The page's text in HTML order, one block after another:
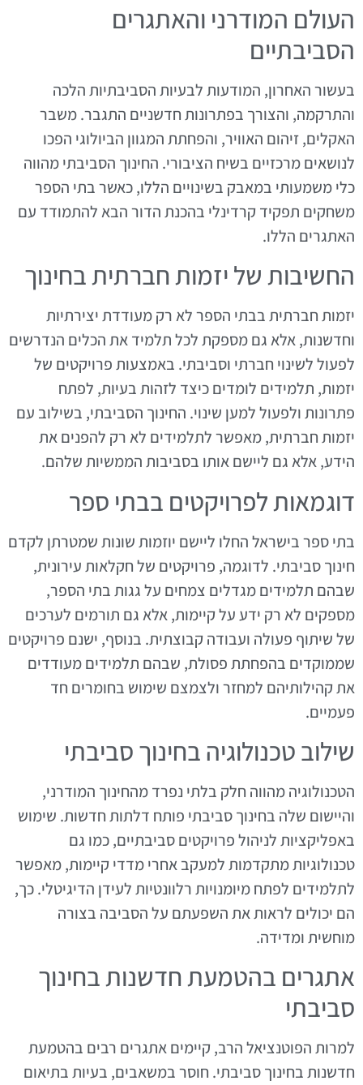
העולם המודרני והאתגרים
הסביבתיים
בעשור האחרון, המודעות לבעיות הסביבתיות הלכה
והתרקמה, והצורך בפתרונות חדשניים התגבר. משבר
האקלים, זיהום האוויר, והפחתת המגוון הביולוגי הפכו
לנושאים מרכזיים בשיח הציבורי. החינוך הסביבתי מהווה
כלי משמעותי במאבק בשינויים הללו, כאשר בתי הספר
משחקים תפקיד קרדינלי בהכנת הדור הבא להתמודד עם
האתגרים הללו.
החשיבות של יזמות חברתית בחינוך
יזמות חברתית בבתי הספר לא רק מעודדת יצירתיות
וחדשנות, אלא גם מספקת לכל תלמיד את הכלים הנדרשים
לפעול לשינוי חברתי וסביבתי. באמצעות פרויקטים של
יזמות, תלמידים לומדים כיצד לזהות בעיות, לפתח
פתרונות ולפעול למען שינוי. החינוך הסביבתי, בשילוב עם
יזמות חברתית, מאפשר לתלמידים לא רק להפנים את
הידע, אלא גם ליישם אותו בסביבות הממשיות שלהם.
דוגמאות לפרויקטים בבתי ספר
בתי ספר בישראל החלו ליישם יוזמות שונות שמטרתן לקדם
חינוך סביבתי. לדוגמה, פרויקטים של חקלאות עירונית,
שבהם תלמידים מגדלים צמחים על גגות בתי הספר,
מספקים לא רק ידע על קיימות, אלא גם תורמים לערכים
של שיתוף פעולה ועבודה קבוצתית. בנוסף, ישנם פרויקטים
שממוקדים בהפחתת פסולת, שבהם תלמידים מעודדים
את קהילותיהם למחזר ולצמצם שימוש בחומרים חד
פעמיים.
שילוב טכנולוגיה בחינוך סביבתי
הטכנולוגיה מהווה חלק בלתי נפרד מהחינוך המודרני,
והיישום שלה בחינוך סביבתי פותח דלתות חדשות. שימוש
באפליקציות לניהול פרויקטים סביבתיים, כמו גם
טכנולוגיות מתקדמות למעקב אחרי מדדי קיימות, מאפשר
לתלמידים לפתח מיומנויות רלוונטיות לעידן הדיגיטלי. כך,
הם יכולים לראות את השפעתם על הסביבה בצורה
מוחשית ומדידה.
אתגרים בהטמעת חדשנות בחינוך
סביבתי
למרות הפוטנציאל הרב, קיימים אתגרים רבים בהטמעת
חדשנות בחינוך סביבתי. חוסר במשאבים, בעיות בתיאום